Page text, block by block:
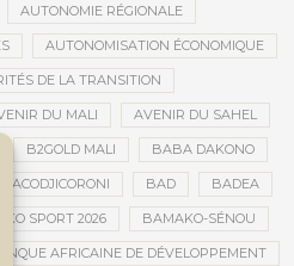
AUTONOMIE RÉGIONALE
AUTONOMISATION ÉCONOMIQUE
DE LA TRANSITION
DU MALI AVENIR DU SAHEL
B2GOLD MALI BABA DAKONO
BACODJICORONI BAD BADEA
SPORT 2026 BAMAKO-SÉNOU
AFRICAINE DE DÉVELOPPEMENT